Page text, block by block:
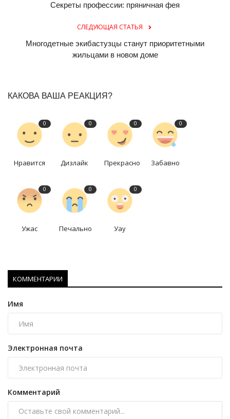
Секреты профессии: пряничная фея
СЛЕДУЮЩАЯ СТАТЬЯ
Многодетные экибастузцы станут приоритетными
жильцами в новом доме
КАКОВА ВАША РЕАКЦИЯ?
0
Нравится
0
Дизлайк
0
Прекрасно
0
Забавно
0
Ужас
0
Печально
0
Уау
КОММЕНТАРИИ
Имя
Электронная почта
Комментарий